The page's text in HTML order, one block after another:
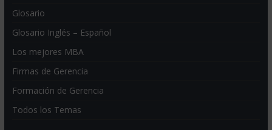
Glosario
Glosario Inglés – Español
Los mejores MBA
Firmas de Gerencia
Formación de Gerencia
Todos los Temas